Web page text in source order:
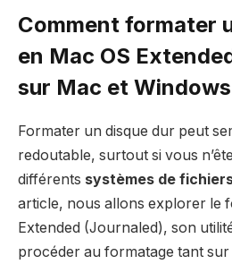
Comment formater
en Mac OS
sur Mac et Windows
Formater un disque dur peut
redoutable, surtout si vous
différents systèmes de
article, nous allons explorer le
Extended (Journaled), son
procéder au formatage tant